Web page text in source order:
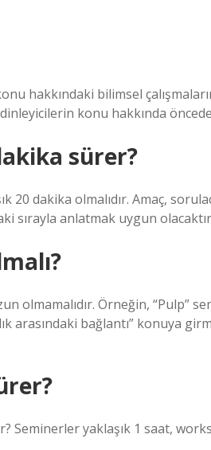
hakkındaki bilimsel
konu hakkında
sürer?
20 dakika olmalıdır. Amaç,
sırayla anlatmak uygun
olmamalıdır. Örneğin, “Pulp”
arasındaki bağlantı” konuya
Seminerler yaklaşık 1 saat,